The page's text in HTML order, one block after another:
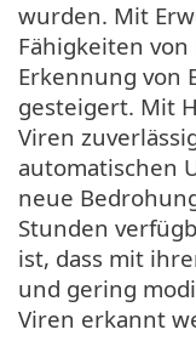
wurden. Mit
Fähigkeiten von
Erkennung von
gesteigert. Mit
Viren
automatischen
neue
Stunden
ist, dass mit
und gering
Viren erkannt